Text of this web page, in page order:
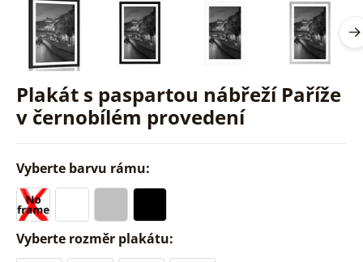
Plakát s paspartou nábřeží Paříže
v černobílém provedení
Vyberte barvu rámu:
Vyberte rozměr plakátu: